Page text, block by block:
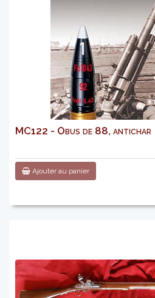
MC122 - Obus de 88, antichar
Ajouter au panier